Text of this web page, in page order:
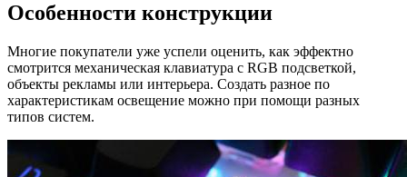
Особенности конструкции
Многие покупатели уже успели оценить, как эффектно
смотрится механическая клавиатура с RGB подсветкой,
объекты рекламы или интерьера. Создать разное по
характеристикам освещение можно при помощи разных
типов систем.